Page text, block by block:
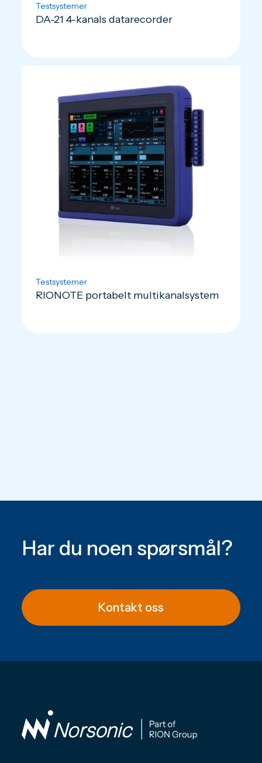
Testsystemer
DA-21 4-kanals datarecorder
Testsystemer
RIONOTE portabelt multikanalsystem
Har du noen spørsmål?
Kontakt oss